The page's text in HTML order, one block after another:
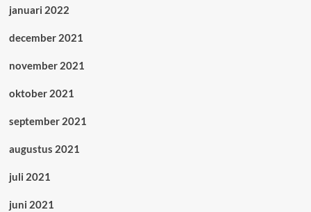
januari 2022
december 2021
november 2021
oktober 2021
september 2021
augustus 2021
juli 2021
juni 2021